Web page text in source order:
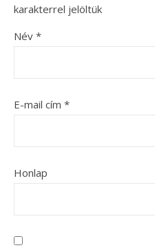
karakterrel jelöltük
Név *
E-mail cím *
Honlap